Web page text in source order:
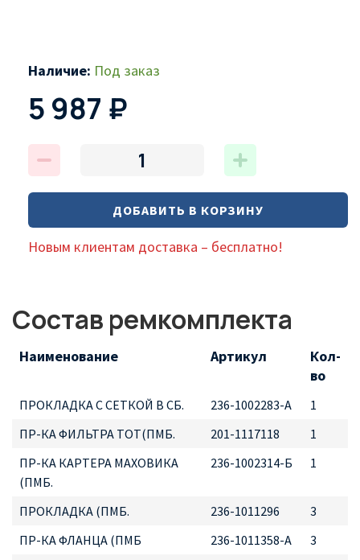
Наличие: Под заказ
5 987 ₽
ДОБАВИТЬ В КОРЗИНУ
Новым клиентам доставка – бесплатно!
Состав ремкомплекта
Наименование Артикул
Кол-
во
ПРОКЛАДКА С СЕТКОЙ В СБ. 236-1002283-А
1
ПР-КА ФИЛЬТРА ТОТ(ПМБ.
201-1117118
1
ПР-КА КАРТЕРА МАХОВИКА
(ПМБ.
236-1002314-Б 1
ПРОКЛАДКА (ПМБ. 236-1011296
3
ПР-КА ФЛАНЦА (ПМБ
236-1011358-А
3